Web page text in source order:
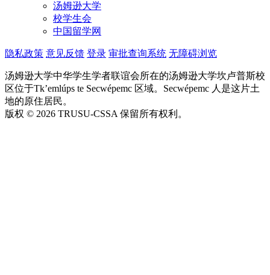
汤姆逊大学
校学生会
中国留学网
隐私政策 意见反馈 登录 审批查询系统 无障碍浏览
汤姆逊大学中华学生学者联谊会所在的汤姆逊大学坎卢普斯校
区位于Tk’emlúps te Secwépemc 区域。Secwépemc 人是这片土
地的原住居民。
版权 © 2026 TRUSU-CSSA 保留所有权利。